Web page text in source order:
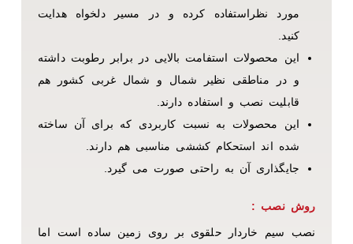
مورد نظراستفاده کرده و در مسیر دلخواه هدایت
کنید.
این محصولات استفامت بالایی در برابر رطوبت داشته
و در مناطقی نظیر شمال و شمال غربی کشور هم
قابلیت نصب و استفاده دارند.
این محصولات به نسبت کاربردی که برای آن ساخته
شده اند استحکام کششی مناسبی هم دارند.
جایگذاری آن به راحتی صورت می گیرد.
روش نصب :
نصب سیم خاردار حلقوی بر روی زمین ساده است اما